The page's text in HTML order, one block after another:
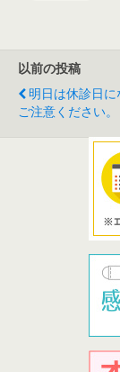
以前の投稿
明日は休診日に
ご注意ください。